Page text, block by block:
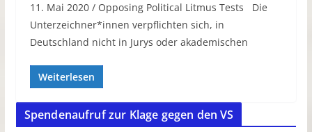
11. Mai 2020 / Opposing Political Litmus Tests Die
Unterzeichner*innen verpflichten sich, in
Deutschland nicht in Jurys oder akademischen
Weiterlesen
Spendenaufruf zur Klage gegen den VS